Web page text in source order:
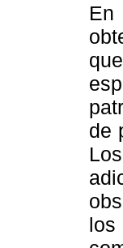
En
de